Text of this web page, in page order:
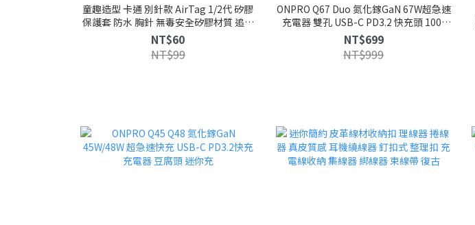
童趣造型 卡通 別針款 AirTag 1/2代 矽膠
保護套 防水 胸針 無毒安全矽膠材質 追蹤
器別針軟殼 防丟 兒童適用
NT$60
NT$99
ONPRO Q67 Duo 氮化鎵GaN 67W超急速
充電器 雙孔 USB-C PD3.2 快充頭 100-
240V
NT$699
NT$999